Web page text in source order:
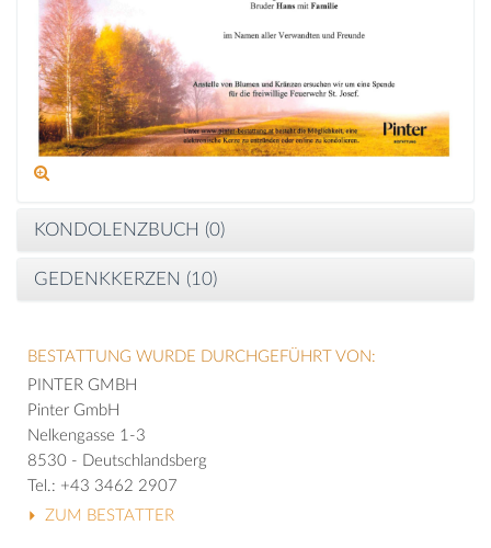
KONDOLENZBUCH (0)
GEDENKKERZEN (10)
BESTATTUNG WURDE DURCHGEFÜHRT VON:
PINTER GMBH
Pinter GmbH
Nelkengasse 1-3
8530 - Deutschlandsberg
Tel.: +43 3462 2907
ZUM BESTATTER